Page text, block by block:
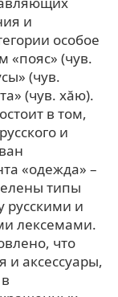
и
особое
«пояс» (чув.
(чув.
(чув. хăю).
в том,
и
«одежда» –
типы
и
лексемами.
что
аксессуары,